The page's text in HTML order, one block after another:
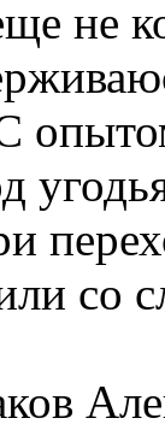
не
со